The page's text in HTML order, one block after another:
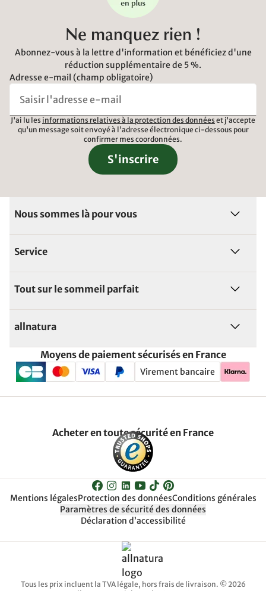
Ne manquez rien !
Abonnez-vous à la lettre d'information et bénéficiez d'une
réduction supplémentaire de 5 %.
Adresse e-mail (champ obligatoire)
J'ai lu les informations relatives à la protection des données et j'accepte
qu'un message soit envoyé à l'adresse électronique ci-dessous pour
confirmer mes coordonnées.
S'inscrire
Nous sommes là pour vous
Service
Tout sur le sommeil parfait
allnatura
Moyens de paiement sécurisés en France
Virement bancaire
Acheter en toute sécurité en France
Mentions légalesProtection des donnéesConditions générales
Paramètres de sécurité des données
Déclaration d’accessibilité
Tous les prix incluent la TVA légale, hors frais de livraison. © 2026